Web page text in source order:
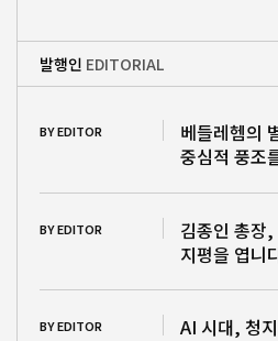
발행인 EDITORIAL
BY EDITOR
베들레헴의
중심적 풍조
BY EDITOR
김종인 총장
지평을 엽니
BY EDITOR AI 시대, 청